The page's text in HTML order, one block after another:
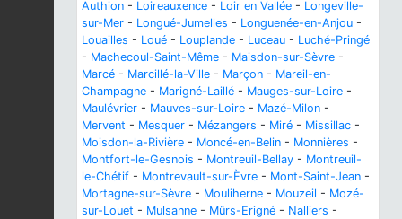
Authion - Loireauxence - Loir en Vallée - Longeville-
sur-Mer - Longué-Jumelles - Longuenée-en-Anjou -
Louailles - Loué - Louplande - Luceau - Luché-Pringé
- Machecoul-Saint-Même - Maisdon-sur-Sèvre -
Marcé - Marcillé-la-Ville - Marçon - Mareil-en-
Champagne - Marigné-Laillé - Mauges-sur-Loire -
Maulévrier - Mauves-sur-Loire - Mazé-Milon -
Mervent - Mesquer - Mézangers - Miré - Missillac -
Moisdon-la-Rivière - Moncé-en-Belin - Monnières -
Montfort-le-Gesnois - Montreuil-Bellay - Montreuil-
le-Chétif - Montrevault-sur-Èvre - Mont-Saint-Jean -
Mortagne-sur-Sèvre - Mouliherne - Mouzeil - Mozé-
sur-Louet - Mulsanne - Mûrs-Erigné - Nalliers -